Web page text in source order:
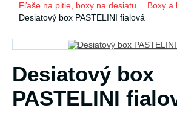
Fľaše na pitie, boxy na desiatu
Boxy a
Desiatový box PASTELINI fialová
Desiatový box
PASTELINI